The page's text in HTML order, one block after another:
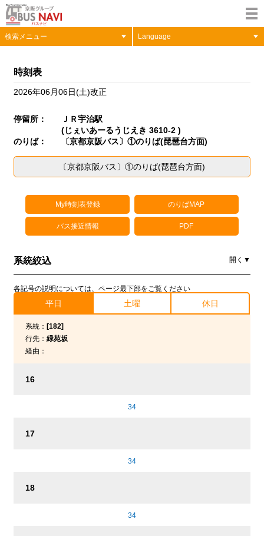
検索メニュー Language
時刻表
2026年06月06日(土)改正
停留所：
ＪＲ宇治駅
(じぇいあーるうじえき 3610-2 )
のりば：
〔京都京阪バス〕①のりば(琵琶台方面)
〔京都京阪バス〕①のりば(琵琶台方面)
My時刻表登録 のりばMAP
バス接近情報 PDF
系統絞込 開く▼
各記号の説明については、ページ最下部をご覧ください
平日 土曜 休日
系統： [182]
行先：緑苑坂
経由：
16
34
17
34
18
34